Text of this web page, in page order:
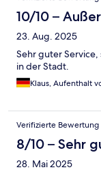
10/10 –
23. Aug. 2025
Sehr guter Service,
in der Stadt.
Klaus, Aufenthalt
Verifizierte Bewertung
8/10 – Sehr
28. Mai 2025